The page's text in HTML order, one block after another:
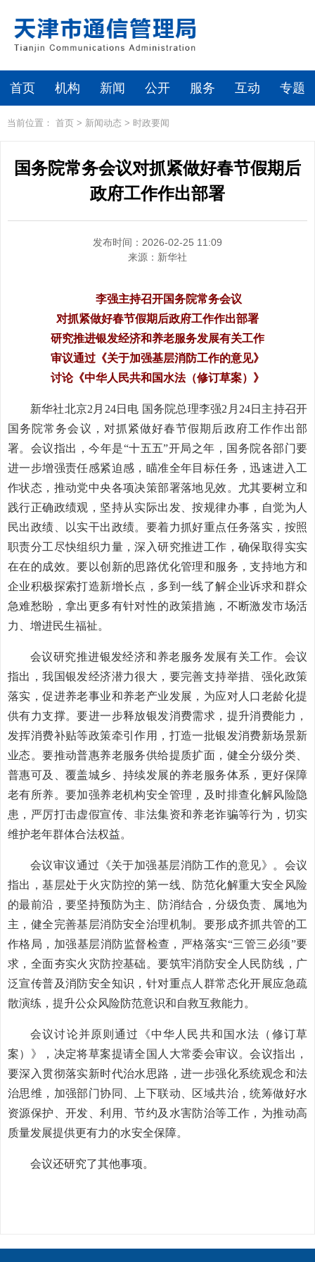
首页 机构 新闻 公开 服务 互动 专题
当前位置： 首页 > 新闻动态 > 时政要闻
国务院常务会议对抓紧做好春节假期后
政府工作作出部署
发布时间：2026-02-25 11:09
来源： 新华社
李强主持召开国务院常务会议
对抓紧做好春节假期后政府工作作出部署
研究推进银发经济和养老服务发展有关工作
审议通过《关于加强基层消防工作的意见》
讨论《中华人民共和国水法（修订草案）》
新华社北京2月24日电 国务院总理李强2月24日主持召开
国务院常务会议，对抓紧做好春节假期后政府工作作出部
署。会议指出，今年是“十五五”开局之年，国务院各部门要
进一步增强责任感紧迫感，瞄准全年目标任务，迅速进入工
作状态，推动党中央各项决策部署落地见效。尤其要树立和
践行正确政绩观，坚持从实际出发、按规律办事，自觉为人
民出政绩、以实干出政绩。要着力抓好重点任务落实，按照
职责分工尽快组织力量，深入研究推进工作，确保取得实实
在在的成效。要以创新的思路优化管理和服务，支持地方和
企业积极探索打造新增长点，多到一线了解企业诉求和群众
急难愁盼，拿出更多有针对性的政策措施，不断激发市场活
力、增进民生福祉。
会议研究推进银发经济和养老服务发展有关工作。会议
指出，我国银发经济潜力很大，要完善支持举措、强化政策
落实，促进养老事业和养老产业发展，为应对人口老龄化提
供有力支撑。要进一步释放银发消费需求，提升消费能力，
发挥消费补贴等政策牵引作用，打造一批银发消费新场景新
业态。要推动普惠养老服务供给提质扩面，健全分级分类、
普惠可及、覆盖城乡、持续发展的养老服务体系，更好保障
老有所养。要加强养老机构安全管理，及时排查化解风险隐
患，严厉打击虚假宣传、非法集资和养老诈骗等行为，切实
维护老年群体合法权益。
会议审议通过《关于加强基层消防工作的意见》。会议
指出，基层处于火灾防控的第一线、防范化解重大安全风险
的最前沿，要坚持预防为主、防消结合，分级负责、属地为
主，健全完善基层消防安全治理机制。要形成齐抓共管的工
作格局，加强基层消防监督检查，严格落实“三管三必须”要
求，全面夯实火灾防控基础。要筑牢消防安全人民防线，广
泛宣传普及消防安全知识，针对重点人群常态化开展应急疏
散演练，提升公众风险防范意识和自救互救能力。
会议讨论并原则通过《中华人民共和国水法（修订草
案）》，决定将草案提请全国人大常委会审议。会议指出，
要深入贯彻落实新时代治水思路，进一步强化系统观念和法
治思维，加强部门协同、上下联动、区域共治，统筹做好水
资源保护、开发、利用、节约及水害防治等工作，为推动高
质量发展提供更有力的水安全保障。
会议还研究了其他事项。